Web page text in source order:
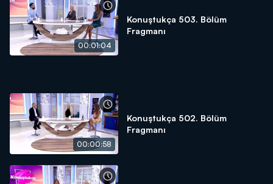
00:01:04
Konuştukça 503. Bölüm
Fragmanı
00:00:58
Konuştukça 502. Bölüm
Fragmanı